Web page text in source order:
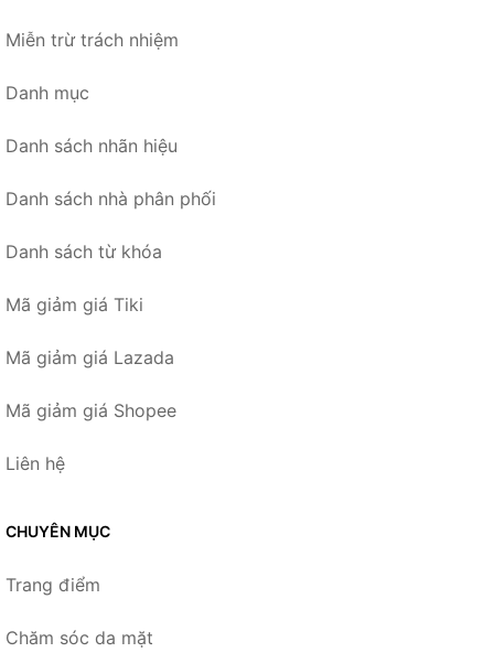
Miễn trừ trách nhiệm
Danh mục
Danh sách nhãn hiệu
Danh sách nhà phân phối
Danh sách từ khóa
Mã giảm giá Tiki
Mã giảm giá Lazada
Mã giảm giá Shopee
Liên hệ
CHUYÊN MỤC
Trang điểm
Chăm sóc da mặt